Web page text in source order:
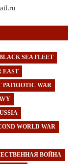
SEA FLEET
EAST
PATRIOTIC WAR
WORLD WAR
ВОЙНА